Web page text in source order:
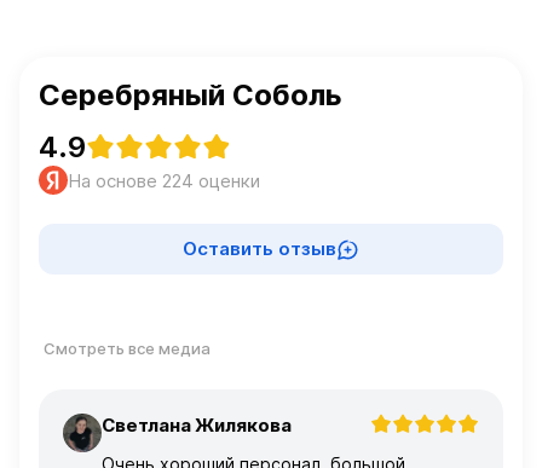
Серебряный Соболь
4.9
На основе 224 оценки
Оставить отзыв
Смотреть все медиа
С Светлана Жилякова
Очень хороший персонал, большой